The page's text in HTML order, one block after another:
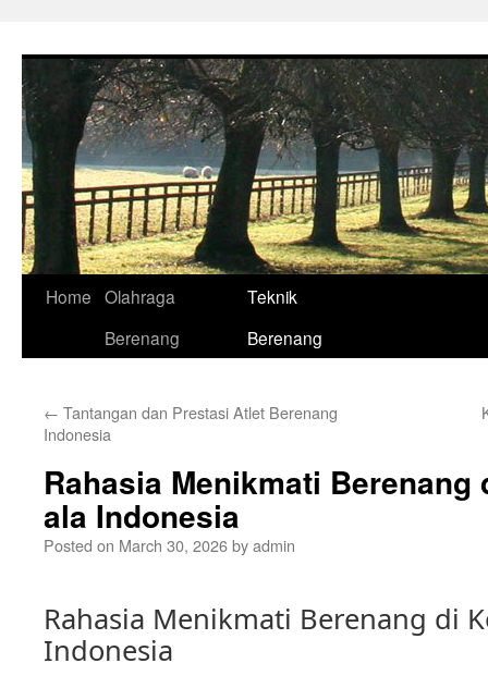
Home Olahraga
Berenang
Teknik
Berenang
← Tantangan dan Prestasi Atlet Berenang
Indonesia
Rahasia Menikmati Berenang
ala Indonesia
Posted on March 30, 2026byadmin
Rahasia Menikmati Berenang di
Indonesia